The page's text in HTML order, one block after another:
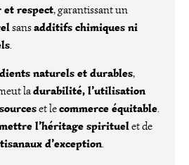
et respect, garantissant un
sansadditifs chimiques ni
.
naturels et durables,
ladurabilité, l’utilisation
et lecommerce équitable.
l’héritage spirituelet de
d’exception.